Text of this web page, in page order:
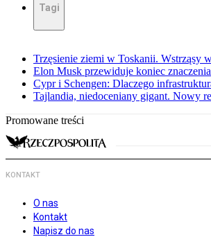
Tagi
Trzęsienie ziemi w Toskanii. Wstrząsy
Elon Musk przewiduje koniec
Cypr i Schengen: Dlaczego
Tajlandia, niedoceniany gigant. Nowy
Promowane treści
KONTAKT
O nas
Kontakt
Napisz do nas